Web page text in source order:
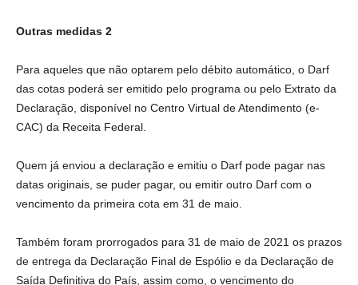
Outras medidas 2
Para aqueles que não optarem pelo débito automático, o Darf
das cotas poderá ser emitido pelo programa ou pelo Extrato da
Declaração, disponível no Centro Virtual de Atendimento (e-
CAC) da Receita Federal.
Quem já enviou a declaração e emitiu o Darf pode pagar nas
datas originais, se puder pagar, ou emitir outro Darf com o
vencimento da primeira cota em 31 de maio.
Também foram prorrogados para 31 de maio de 2021 os prazos
de entrega da Declaração Final de Espólio e da Declaração de
Saída Definitiva do País, assim como, o vencimento do